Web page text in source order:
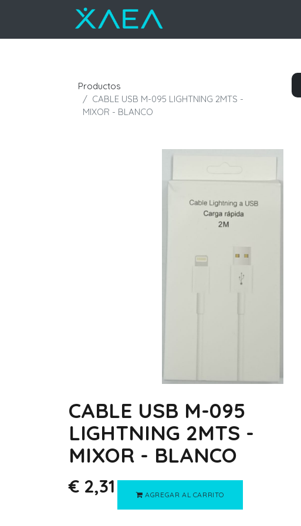
Productos
CABLE USB M-095 LIGHTNING 2MTS -
MIXOR - BLANCO
CABLE USB M-095
LIGHTNING 2MTS -
MIXOR - BLANCO
€ 2,31 AGREGAR AL CARRITO